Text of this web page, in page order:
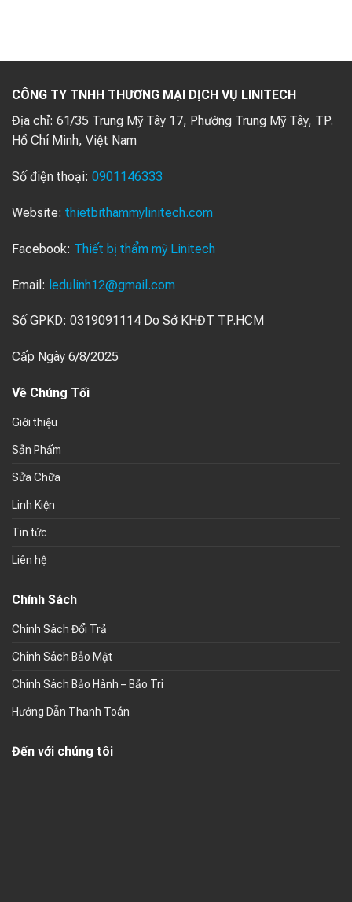
CÔNG TY TNHH THƯƠNG MẠI DỊCH VỤ LINITECH
Địa chỉ: 61/35 Trung Mỹ Tây 17, Phường Trung Mỹ Tây, TP.
Hồ Chí Minh, Việt Nam
Số điện thoại: 0901146333
Website: thietbithammylinitech.com
Facebook: Thiết bị thẩm mỹ Linitech
Email: ledulinh12@gmail.com
Số GPKD: 0319091114 Do Sở KHĐT TP.HCM
Cấp Ngày 6/8/2025
Về Chúng Tối
Giới thiệu
Sản Phẩm
Sửa Chữa
Linh Kiện
Tin tức
Liên hệ
Chính Sách
Chính Sách Đổi Trả
Chính Sách Bảo Mật
Chính Sách Bảo Hành – Bảo Trì
Hướng Dẫn Thanh Toán
Đến với chúng tôi